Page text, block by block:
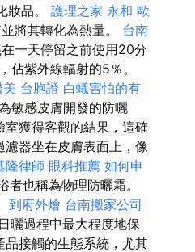
妝品。 護理之家 永和 歐
將其轉化為熱量。 台南
一天停留之前使用20分
佔紫外線輻射的5％。
台胞證 白蟻害怕的有
敏感皮膚開發的防曬
室獲得客觀的結果，這確
濾器坐在皮膚表面上，像
隆律師 眼科推薦 如何申
也稱為物理防曬霜。
到府外燴 台南搬家公司
曬過程中最大程度地保
接觸的生態系統，尤其